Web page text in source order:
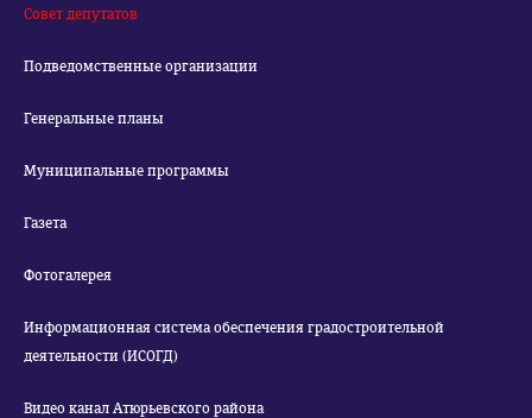
Совет депутатов
Подведомственные организации
Генеральные планы
Муниципальные программы
Газета
Фотогалерея
Информационная система обеспечения градостроительной
деятельности (ИСОГД)
Видео канал Атюрьевского района